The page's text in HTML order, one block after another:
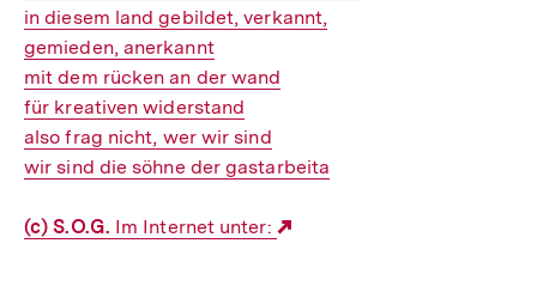
in diesem land gebildet, verkannt,
gemieden, anerkannt
mit dem rücken an der wand
für kreativen widerstand
also frag nicht, wer wir sind
wir sind die söhne der gastarbeita
(c) S.O.G. Im Internet unter: